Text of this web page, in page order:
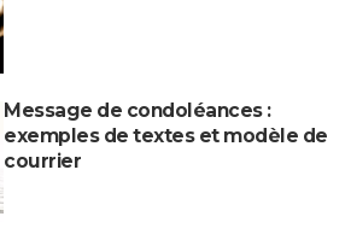
Message de condoléances :
exemples de textes et modèle de
courrier